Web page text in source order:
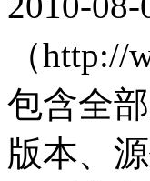
（
包含全
版本、